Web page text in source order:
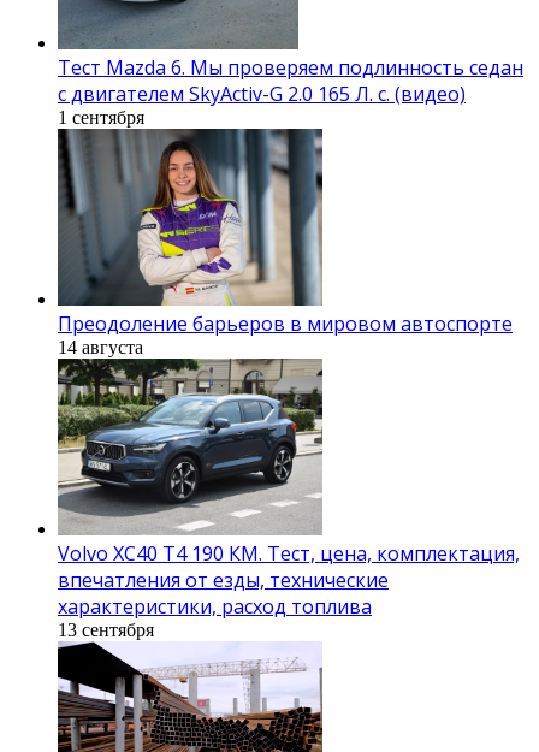
Тест Mazda 6. Мы проверяем подлинность седан
с двигателем SkyActiv-G 2.0 165 Л. с. (видео)
1 сентября
Преодоление барьеров в мировом автоспорте
14 августа
Volvo XC40 T4 190 КМ. Тест, цена, комплектация,
впечатления от езды, технические
характеристики, расход топлива
13 сентября